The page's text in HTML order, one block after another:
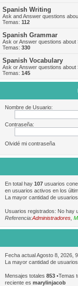
Spanish Writing
Ask and Answer questions
Temas: 112
Spanish Grammar
Ask or Answer questions about
Temas: 330
Spanish Vocabulary
Ask or Answer questions about
Temas: 145
Nombre de Usuario:
Contraseña:
Olvidé mi contraseña
En total hay 107 usuarios
en usuarios activos en los
La mayor cantidad de
Usuarios registrados: No hay
Referencia:Administradores
Fecha actual Agosto 8, 2026,
La mayor cantidad de
Mensajes totales 853 •Temas
reciente es marylinjacob